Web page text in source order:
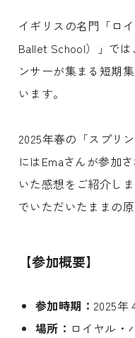
イギリスの名門「ロ
Ballet School）」で
ンサーが集まる短期
います。
2025年春の「スプリ
にはEmaさんが参加
いた感想をご紹介し
でいただいたままの原
【参加概要】
参加時期： 2025年
場所： ロイヤル・